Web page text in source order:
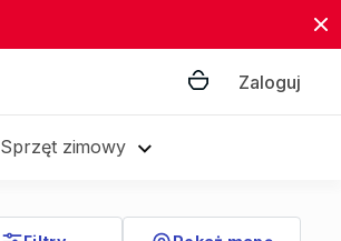
Zaloguj
Sprzęt zimowy